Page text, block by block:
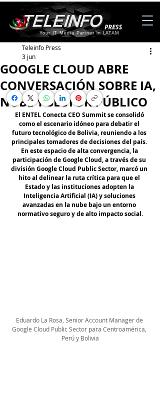
Your IT Media Partner in LATAM
GOOGLE CLOUD ABRE
CONVERSACIÓN SOBRE IA,
NUBE Y SECTOR PÚBLICO
Teleinfo Press
3 jun
El ENTEL Conecta CEO Summit se consolidó
como el escenario idóneo para debatir el
futuro tecnológico de Bolivia, reuniendo a los
principales tomadores de decisiones del país.
En este espacio de alta convergencia, la
participación de Google Cloud, a través de su
división Google Cloud Public Sector, marcó un
hito al delinear la ruta crítica para que el
Estado y las instituciones adopten la
Inteligencia Artificial (IA) y soluciones
avanzadas en la nube bajo un entorno
normativo seguro y de alto impacto social.
Eduardo La Rosa, Senior Account Manager de
Google Cloud Public Sector para Centroamérica,
Perú y Bolivia